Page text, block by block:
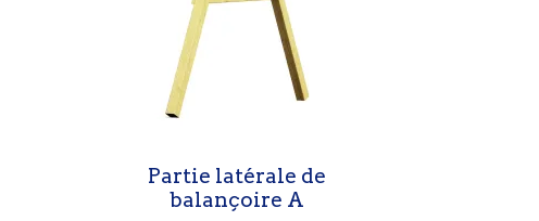
Partie latérale de
balançoire A